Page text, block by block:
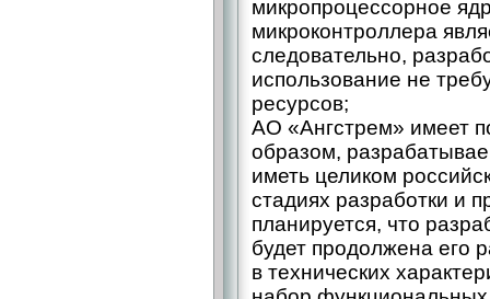
микропроцессорное
микроконтроллера
следовательно,
использование не
ресурсов;
АО «Ангстрем» имеет
образом,
иметь целиком
стадиях разработки и
планируется, что
будет продолжена его
в технических